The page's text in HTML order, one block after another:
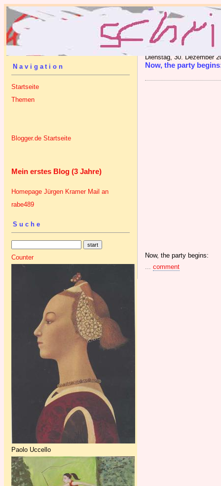
Navigation
Startseite
Themen
Blogger.de Startseite
Mein erstes Blog (3 Jahre)
Homepage Jürgen Kramer Mail an
rabe489
Suche
Counter
Paolo Uccello
Dienstag, 30. Dezember
Now, the party
Now, the party begins:
... comment